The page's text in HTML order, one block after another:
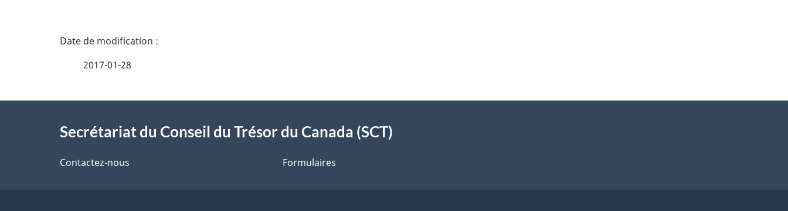
D
a
l
2017-01-28
proposSecrétariat du Conseil du Trésor du Canada (SCT)
Contactez-nous Formulaires